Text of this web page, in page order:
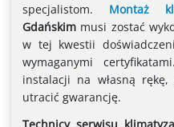
specjalistom. Montaż
Gdańskim musi zostać
w tej kwestii
wymaganymi
instalacji na własną
utracić gwarancję.